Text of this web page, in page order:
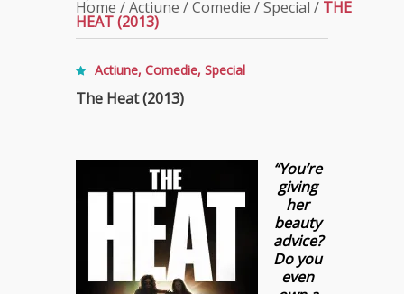
Home /Actiune /Comedie /Special / THE
HEAT (2013)
Actiune, Comedie, Special
The Heat (2013)
“You’re
giving
her
beauty
advice?
Do you
even